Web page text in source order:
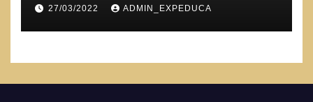
27/03/2022 ADMIN_EXPEDUCA